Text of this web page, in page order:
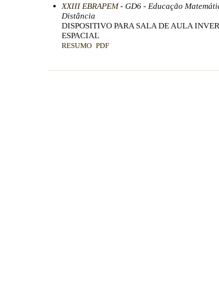
XXIII EBRAPEM- GD6 - Educação
Distância
DISPOSITIVO PARA SALA DE AULA
ESPACIAL
RESUMO PDF